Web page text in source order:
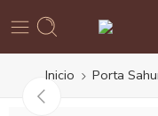
Inicio Porta